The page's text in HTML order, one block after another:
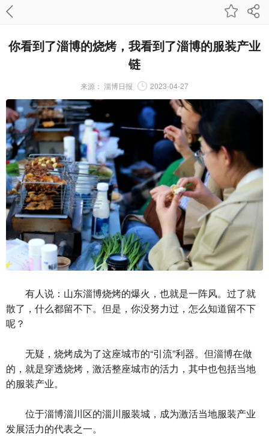
你看到了淄博的烧烤，我看到了淄博的服装产业
链
来源： 淄博日报 2023-04-27
有人说：山东淄博烧烤的爆火，也就是一阵风。过了就
散了，什么都留不下。但是，你没努力过，怎么知道留不下
呢？
无疑，烧烤成为了这座城市的“引流”利器。但淄博在做
的，就是穿透烧烤，激活整座城市的活力，其中也包括当地
的服装产业。
位于淄博淄川区的淄川服装城，成为激活当地服装产业
发展活力的代表之一。